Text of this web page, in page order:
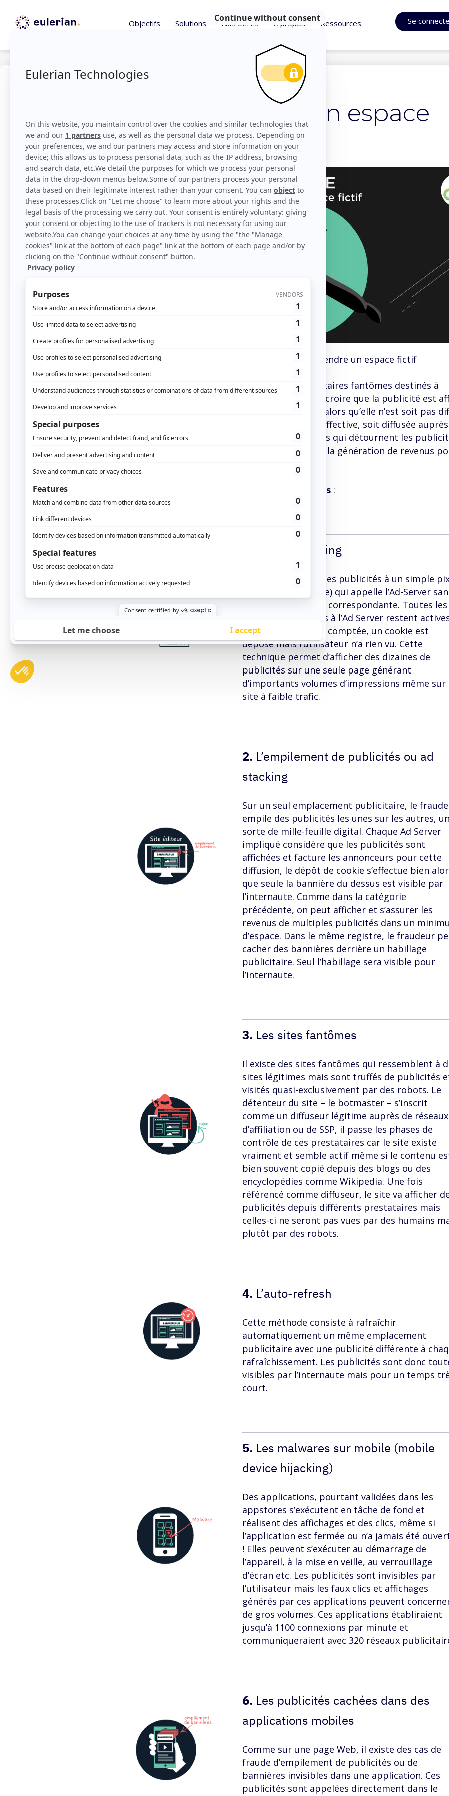
Objectifs Solutions Nos offres À propos Ressources Se
Infos
Fraude : vendre un espace
fictif
> Fraude : vendre un espace fictif
Les espaces artificiels sont des espaces publicitaires fantômes destinés à
‘tromper’ les outils d’Ad-Serving en leur faisant croire que la publicité est
correctement – comme sur un site ‘vertueux’ – alors qu’elle n’est soit pas
soit diffusée de telle manière qu’elle devient ineffective, soit diffusée
robots. En bref, il s’agit de modalités techniques qui détournent les
leur objet d’information pour ne conserver que la génération de revenus
On peut recenser 6 catégories d’espaces fictifs :
Le pixel stuffing
Le fraudeur réduit les publicités à un simple
(taille 1×1 – invisible) qui appelle l’Ad-Server
afficher la publicité correspondante. Toutes les
fonctions attachées à l’Ad Server restent
une impression est comptée, un cookie est
déposé mais l’utilisateur n’a rien vu. Cette
technique permet d’afficher des dizaines de
publicités sur une seule page générant
d’importants volumes d’impressions même sur
site à faible trafic.
2. L’empilement de publicités ou ad
stacking
Sur un seul emplacement publicitaire, le
empile des publicités les unes sur les autres,
sorte de mille-feuille digital. Chaque Ad Server
impliqué considère que les publicités sont
affichées et facture les annonceurs pour cette
diffusion, le dépôt de cookie s’effectue bien
que seule la bannière du dessus est visible par
l’internaute. Comme dans la catégorie
précédente, on peut afficher et s’assurer les
revenus de multiples publicités dans un
d’espace. Dans le même registre, le fraudeur
cacher des bannières derrière un habillage
publicitaire. Seul l’habillage sera visible pour
l’internaute.
3. Les sites fantômes
Il existe des sites fantômes qui ressemblent à
sites légitimes mais sont truffés de publicités
visités quasi-exclusivement par des robots. Le
détenteur du site – le botmaster – s’inscrit
comme un diffuseur légitime auprès de réseaux
d’affiliation ou de SSP, il passe les phases de
contrôle de ces prestataires car le site existe
vraiment et semble actif même si le contenu
bien souvent copié depuis des blogs ou des
encyclopédies comme Wikipedia. Une fois
référencé comme diffuseur, le site va afficher
publicités depuis différents prestataires mais
celles-ci ne seront pas vues par des humains
plutôt par des robots.
4. L’auto-refresh
Cette méthode consiste à rafraîchir
automatiquement un même emplacement
publicitaire avec une publicité différente à
rafraîchissement. Les publicités sont donc
visibles par l’internaute mais pour un temps
court.
5. Les malwares sur mobile (mobile
device hijacking)
Des applications, pourtant validées dans les
appstores s’exécutent en tâche de fond et
réalisent des affichages et des clics, même si
l’application est fermée ou n’a jamais été
! Elles peuvent s’exécuter au démarrage de
l’appareil, à la mise en veille, au verrouillage
d’écran etc. Les publicités sont invisibles par
l’utilisateur mais les faux clics et affichages
générés par ces applications peuvent
de gros volumes. Ces applications établiraient
jusqu’à 1100 connexions par minute et
communiqueraient avec 320 réseaux
6. Les publicités cachées dans des
applications mobiles
Comme sur une page Web, il existe des cas de
fraude d’empilement de publicités ou de
bannières invisibles dans une application. Ces
publicités sont appelées directement dans le